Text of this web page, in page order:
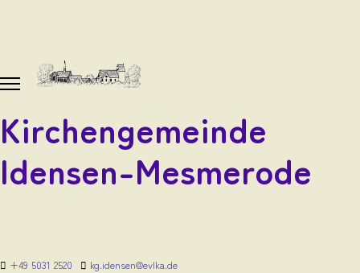
Kirchengemeinde
Idensen-Mesmerode
+49 5031 2520
kg.idensen@evlka.de